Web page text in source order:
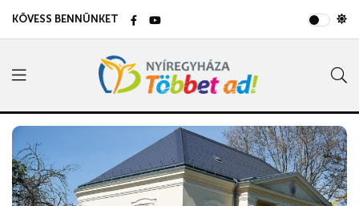
KÖVESS BENNÜNKET